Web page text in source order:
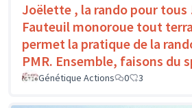
Joëlette , la rando pour tous
Fauteuil monoroue tout
permet la pratique de la
PMR. Ensemble, faisons du
Génétique Actions 0 3